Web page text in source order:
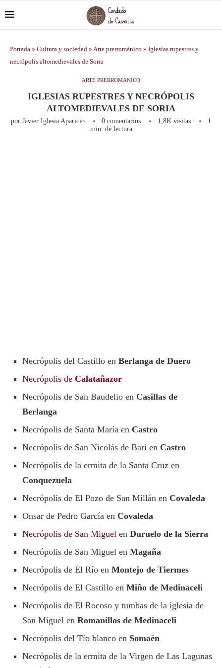
Portada » Cultura y sociedad » Arte prerrománico » Iglesias rupestres y
necrópolis altomedievales de Soria
ARTE PRERROMÁNICO
IGLESIAS RUPESTRES Y NECRÓPOLIS
ALTOMEDIEVALES DE SORIA
por Javier Iglesia Aparicio 0 comentarios 1,8K visitas
1
min. de lectura
Necrópolis del Castillo en Berlanga de Duero
Necrópolis de Calatañazor
Necrópolis de San Baudelio en Casillas de
Berlanga
Necrópolis de Santa María en Castro
Necrópolis de San Nicolás de Bari en Castro
Necrópolis de la ermita de la Santa Cruz en
Conquezuela
Necrópolis de El Pozo de San Millán en Covaleda
Onsar de Pedro García en Covaleda
Necrópolis de San Miguel en Duruelo de la Sierra
Necrópolis de San Miguel en Magaña
Necrópolis de El Río en Montejo de Tiermes
Necrópolis de El Castillo en Miño de Medinaceli
Necrópolis de El Rocoso y tumbas de la iglesia de
San Miguel en Romanillos de Medinaceli
Necrópolis del Tío blanco en Somaén
Necrópolis de la ermita de la Virgen de Las Lagunas